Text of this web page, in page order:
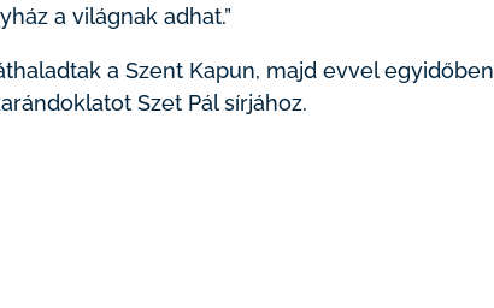
a világnak adhat.”
a Szent Kapun, majd evvel egyidőben
Szet Pál sírjához.